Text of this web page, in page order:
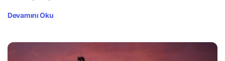
Devamını Oku